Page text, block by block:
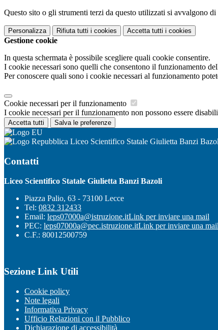
Questo sito o gli strumenti terzi da questo utilizzati si avvalgono
Personalizza Rifiuta tutti i cookies Accetta tutti i cookies
Gestione cookie
In questa schermata è possibile scegliere quali cookie consentire.
I cookie necessari sono quelli che consentono il funzionamento
Per conoscere quali sono i cookie necessari al funzionamento
Cookie necessari per il funzionamento
I cookie necessari per il funzionamento non possono essere
Accetta tutti Salva le preferenze
Liceo Scientifico Statale Giulietta Banzi
Contatti
Liceo Scientifico Statale Giulietta Banzi Bazoli
Piazza Palio, 63 - 73100 Lecce
Tel: 0832 312433
Email: leps07000a@istruzione.itLink per inviare una mail
PEC: leps07000a@pec.istruzione.itLink per inviare una mail
C.F.: 80012500759
Sezione Link Utili
Cookie policy
Note legali
Informativa Privacy
Ufficio Relazioni con il Pubblico
Dichiarazione di accessibilità